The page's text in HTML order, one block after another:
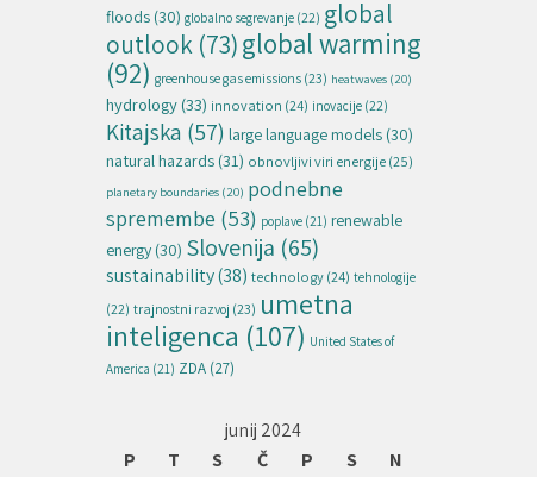
floods (30) globalno segrevanje (22) global
outlook (73)global warming
(92) greenhouse gas emissions (23) heatwaves (20)
hydrology(33) innovation (24) inovacije (22)
Kitajska (57) large language models (30)
natural hazards (31) obnovljivi viri energije(25)
planetary boundaries (20) podnebne
spremembe (53) poplave (21) renewable
energy (30) Slovenija (65)
sustainability(38) technology(24) tehnologije
(22) trajnostni razvoj (23) umetna
inteligenca (107) United States of
America (21) ZDA (27)
junij 2024
P
T S Č P S N